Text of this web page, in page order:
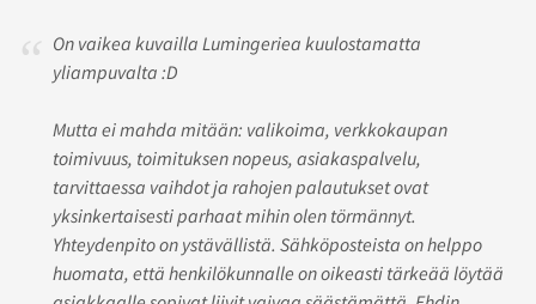
On vaikea kuvailla Lumingeriea kuulostamatta
yliampuvalta :D
Mutta ei mahda mitään: valikoima, verkkokaupan
toimivuus, toimituksen nopeus, asiakaspalvelu,
tarvittaessa vaihdot ja rahojen palautukset ovat
yksinkertaisesti parhaat mihin olen törmännyt.
Yhteydenpito on ystävällistä. Sähköposteista on helppo
huomata, että henkilökunnalle on oikeasti tärkeää löytää